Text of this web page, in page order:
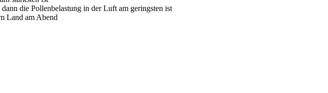
die Pollenbelastung in der Luft am geringsten ist
Land am Abend